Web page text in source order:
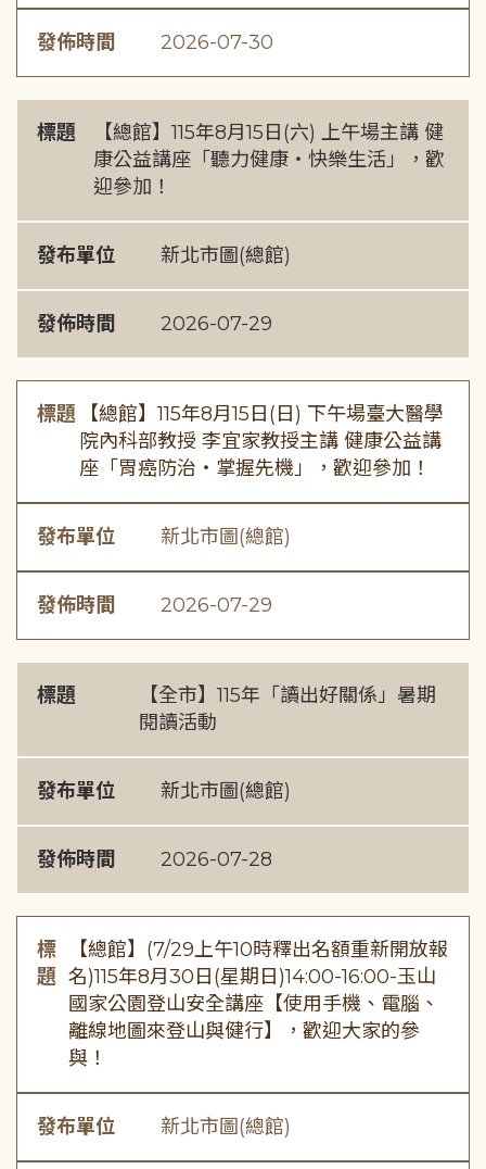
發佈時間 2026-07-30
標題
【總館】115年8月15日(六) 上午場主講 健
康公益講座「聽力健康・快樂生活」，歡
迎參加！
發布單位 新北市圖(總館)
發佈時間 2026-07-29
標題
【總館】115年8月15日(日) 下午場臺大醫學
院內科部教授 李宜家教授主講 健康公益講
座「胃癌防治・掌握先機」，歡迎參加！
發布單位 新北市圖(總館)
發佈時間 2026-07-29
標題
【全市】115年「讀出好關係」暑期
閱讀活動
發布單位 新北市圖(總館)
發佈時間 2026-07-28
標
題
【總館】(7/29上午10時釋出名額重新開放報
名)115年8月30日(星期日)14:00-16:00-玉山
國家公園登山安全講座【使用手機、電腦、
離線地圖來登山與健行】，歡迎大家的參
與！
發布單位 新北市圖(總館)